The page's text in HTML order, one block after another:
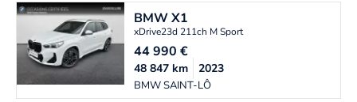
BMWX1
xDrive23d 211ch M Sport
44 990€
BMW SAINT-LÔ
48 847km 2023